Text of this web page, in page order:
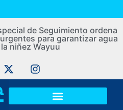
de Seguimiento ordena
para garantizar agua
niñez Wayuu